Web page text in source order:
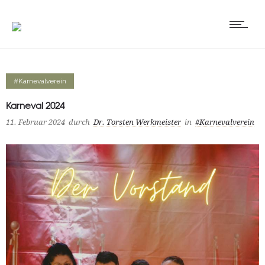
#Karnevalverein
Karneval 2024
11. Februar 2024 durch Dr. Torsten Werkmeister in #Karnevalverein